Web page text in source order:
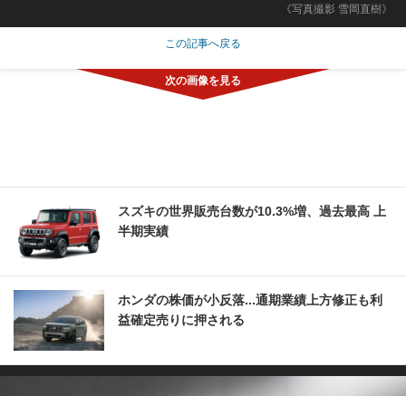
《写真撮影 雪岡直樹》
この記事へ戻る
スズキの世界販売台数が10.3%増、過去最高 上
半期実績
ホンダの株価が小反落...通期業績上方修正も利
益確定売りに押される